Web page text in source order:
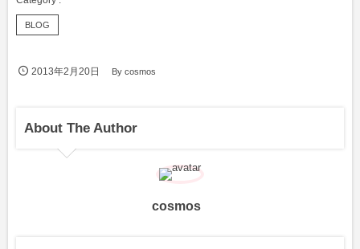
BLOG
2013年2月20日 Bycosmos
About The Author
cosmos